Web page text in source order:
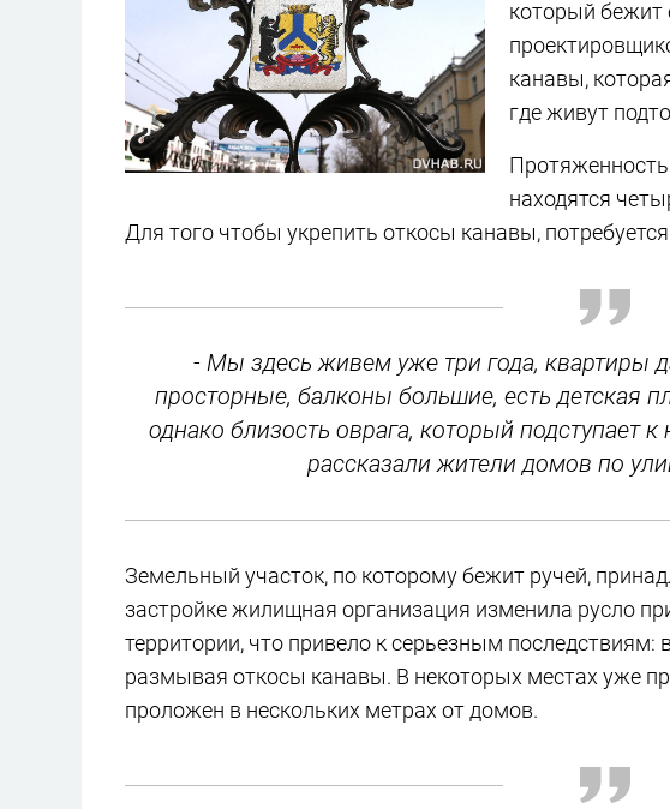
который бежит
канавы,
где живут
находятся
Для того чтобы укрепить откосы канавы,
- Мы здесь живем уже три года, квартиры
просторные, балконы большие, есть детская
однако близость оврага, который подступает
рассказали жители домов по
Земельный участок, по которому бежит ручей,
застройке жилищная организация изменила русло
территории, что привело к серьезным последствиям:
размывая откосы канавы. В некоторых местах уже
проложен в нескольких метрах от домов.